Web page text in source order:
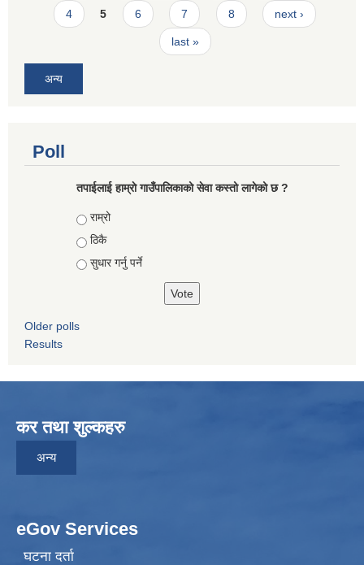
4 5 6 7 8 next ›
last »
अन्य
Poll
तपाईलाई हाम्राे गाउँपालिकाको सेवा कस्तो लागेको छ ?
Choices
राम्रो
ठिकै
सुधार गर्नु पर्ने
Older polls
Results
कर तथा शुल्कहरु
अन्य
eGov Services
घटना दर्ता